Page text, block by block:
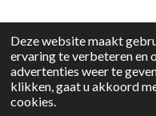
Deze website maakt
ervaring te verbeteren en
advertenties weer te
klikken, gaat u akkoord
cookies.
© 2024 - 2026
Powered by